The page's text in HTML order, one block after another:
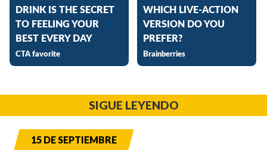
SIGUE LEYENDO
15 DE SEPTIEMBRE